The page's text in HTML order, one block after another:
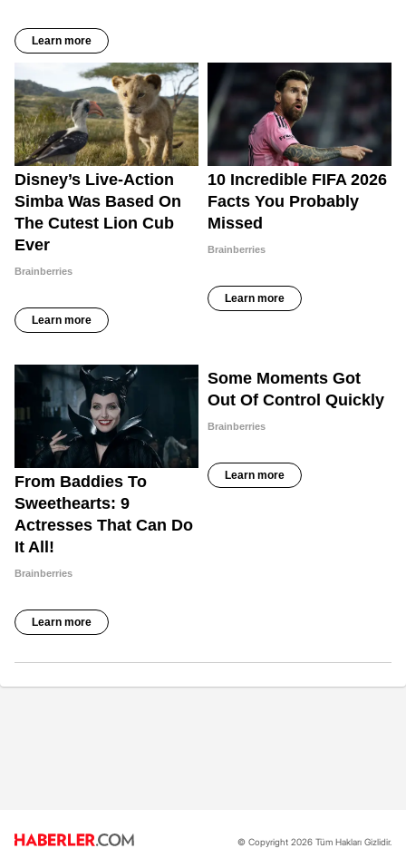
© Copyright 2026 Tüm Hakları Gizlidir.